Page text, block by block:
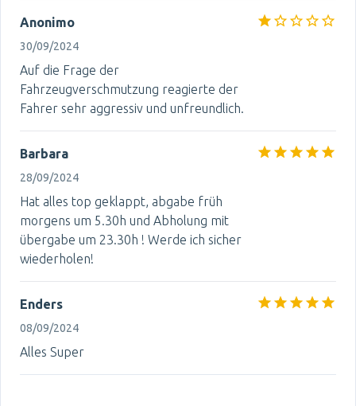
Anonimo
30/09/2024
Auf die Frage der
Fahrzeugverschmutzung reagierte der
Fahrer sehr aggressiv und unfreundlich.
Barbara
28/09/2024
Hat alles top geklappt, abgabe früh
morgens um 5.30h und Abholung mit
übergabe um 23.30h ! Werde ich sicher
wiederholen!
Enders
08/09/2024
Alles Super